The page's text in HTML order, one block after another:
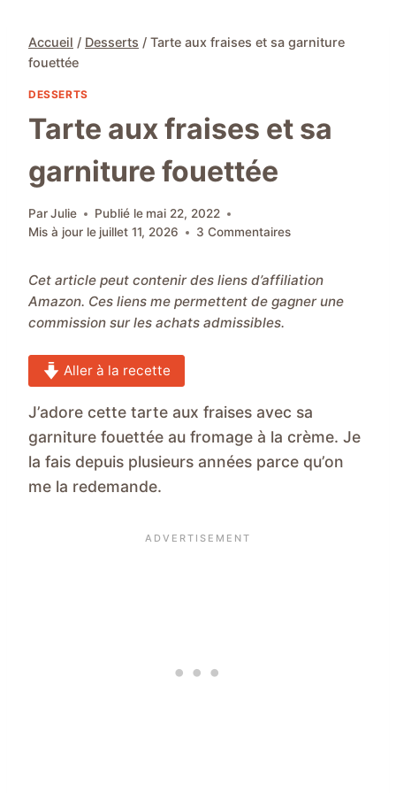
Accueil / Desserts / Tarte aux fraises et sa garniture
fouettée
DESSERTS
Tarte aux fraises et sa
garniture fouettée
ParJulie Publié le mai 22, 2022
Mis à jour le juillet 11, 2026 3 Commentaires
Cet article peut contenir des liens d’affiliation
Amazon. Ces liens me permettent de gagner une
commission sur les achats admissibles.
Aller à la recette
J’adore cette tarte aux fraises avec sa
garniture fouettée au fromage à la crème. Je
la fais depuis plusieurs années parce qu’on
me la redemande.